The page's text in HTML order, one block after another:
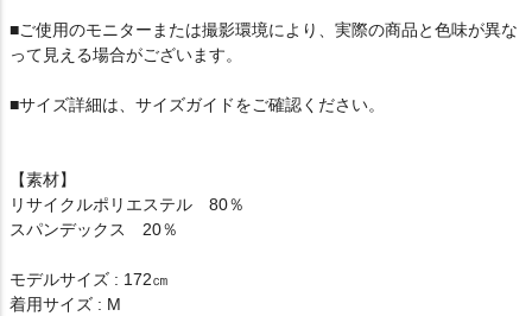
■ご使用のモニターまたは撮影環境により、実際の商品と色味が異な
って見える場合がございます。
■サイズ詳細は、サイズガイドをご確認ください。
【素材】
リサイクルポリエステル 80％
スパンデックス 20％
モデルサイズ : 172㎝
着用サイズ : M